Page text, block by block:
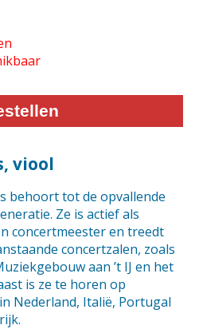
viool
behoort tot de opvallende
Ze is actief als
concertmeester en treedt
concertzalen, zoals
aan ’t IJ en het
is ze te horen op
Nederland, Italië, Portugal